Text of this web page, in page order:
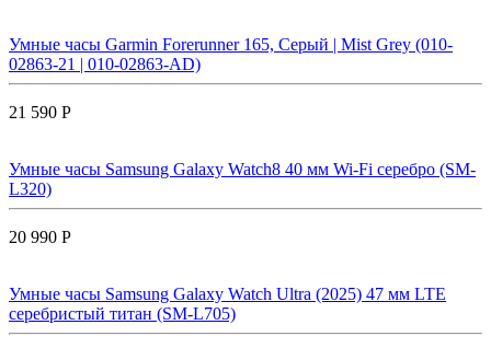
Умные часы Garmin Forerunner 165, Серый | Mist Grey (010-
02863-21 | 010-02863-AD)
21 590 Р
Умные часы Samsung Galaxy Watch8 40 мм Wi-Fi серебро (SM-
L320)
20 990 Р
Умные часы Samsung Galaxy Watch Ultra (2025) 47 мм LTE
серебристый титан (SM-L705)